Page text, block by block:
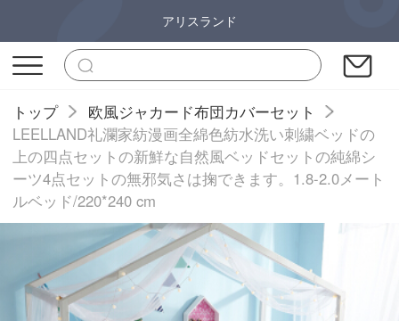
アリスランド
トップ
欧風ジャカード布団カバーセット
LEELLAND礼瀾家紡漫画全綿色紡水洗い刺繍ベッドの
上の四点セットの新鮮な自然風ベッドセットの純綿シ
ーツ4点セットの無邪気さは掬できます。1.8-2.0メート
ルベッド/220*240 cm